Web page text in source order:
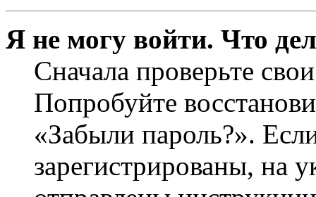
Я не могу войти. Что
Сначала проверьте
Попробуйте
«Забыли пароль?».
зарегистрированы, на